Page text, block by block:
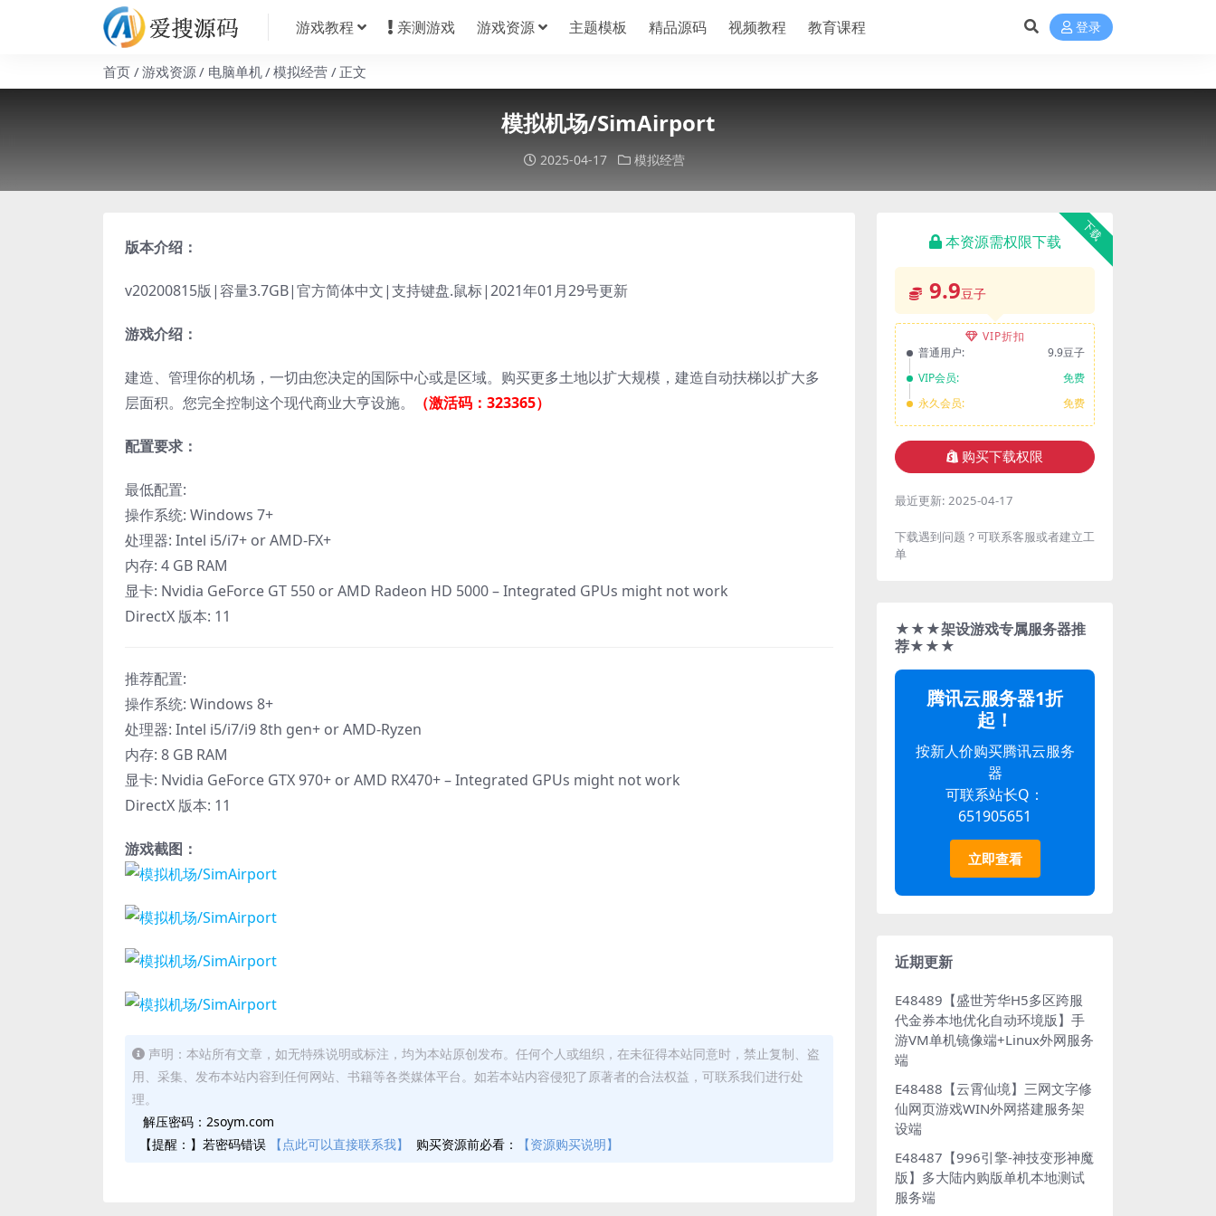
游戏教程 亲测游戏 游戏资源 主题模板 精品源码 视频教程 教育课程 登录
首页 游戏资源 电脑单机 模拟经营 正文
模拟机场/SimAirport
2025-04-17 模拟经营
版本介绍：
v20200815版|容量3.7GB|官方简体中文|支持键盘.鼠标|2021年01月29号更新
游戏介绍：
建造、管理你的机场，一切由您决定的国际中心或是区域。购买更多土地以扩大规模，建造自动扶梯以扩大多
层面积。您完全控制这个现代商业大亨设施。
（激活码：323365）
配置要求：
最低配置:
操作系统: Windows 7+
处理器: Intel i5/i7+ or AMD-FX+
内存: 4 GB RAM
显卡: Nvidia GeForce GT 550 or AMD Radeon HD 5000 – Integrated GPUs might not work
DirectX 版本: 11
推荐配置:
操作系统: Windows 8+
处理器: Intel i5/i7/i9 8th gen+ or AMD-Ryzen
内存: 8 GB RAM
显卡: Nvidia GeForce GTX 970+ or AMD RX470+ – Integrated GPUs might not work
DirectX 版本: 11
游戏截图：
声明：本站所有文章，如无特殊说明或标注，均为本站原创发布。任何个人或组织，在未征得本站同意时，禁止复制、盗
用、采集、发布本站内容到任何网站、书籍等各类媒体平台。如若本站内容侵犯了原著者的合法权益，可联系我们进行处
理。
解压密码：2soym.com
【提醒：】若密码错误
【点此可以直接联系我】 购买资源前必看： 【资源购买说明】
下载
本资源需权限下载
9.9豆子
VIP折扣
普通用户:
9.9豆子
VIP会员:
免费
永久会员:
免费
购买下载权限
最近更新: 2025-04-17
下载遇到问题？可联系客服或者建立工
单
★★★架设游戏专属服务器推
荐★★★
腾讯云服务器1折
起！
按新人价购买腾讯云服务
器
可联系站长Q：
651905651
立即查看
近期更新
E48489【盛世芳华H5多区跨服
代金券本地优化自动环境版】手
游VM单机镜像端+Linux外网服务
端
E48488【云霄仙境】三网文字修
仙网页游戏WIN外网搭建服务架
设端
E48487【996引擎-神技变形神魔
版】多大陆内购版单机本地测试
服务端